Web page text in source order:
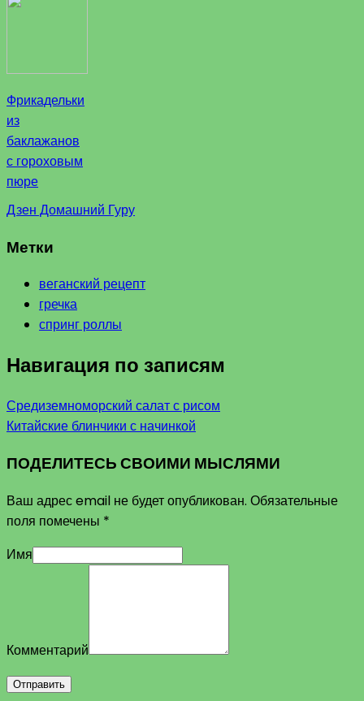
Фрикадельки
из
баклажанов
с гороховым
пюре
Дзен Домашний Гуру
Метки
веганский рецепт
гречка
спринг роллы
Навигация по записям
Средиземноморский салат с рисом
Китайские блинчики с начинкой
ПОДЕЛИТЕСЬ СВОИМИ МЫСЛЯМИ
Ваш адрес email не будет опубликован. Обязательные
поля помечены *
Имя
Комментарий